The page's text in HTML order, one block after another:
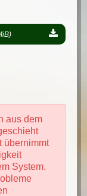
aus dem
übernimmt
System.